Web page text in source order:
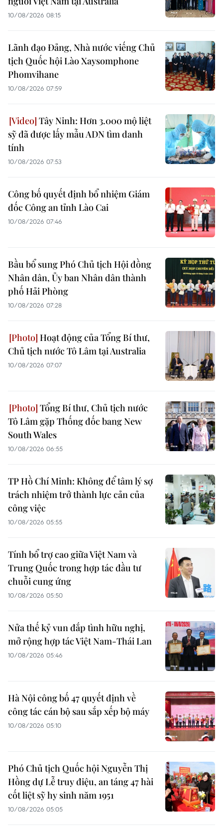
10/08/2026 08:15
Lãnh đạo Đảng, Nhà nước viếng Chủ
tịch Quốc hội Lào Xaysomphone
Phomvihane
10/08/2026 07:59
Tây Ninh: Hơn 3.000 mộ liệt
sỹ đã được lấy mẫu ADN tìm danh
tính
10/08/2026 07:53
Công bố quyết định bổ nhiệm Giám
đốc Công an tỉnh Lào Cai
10/08/2026 07:46
Bầu bổ sung Phó Chủ tịch Hội đồng
Nhân dân, Ủy ban Nhân dân thành
phố Hải Phòng
10/08/2026 07:28
Hoạt động của Tổng Bí thư,
Chủ tịch nước Tô Lâm tại Australia
10/08/2026 07:07
Tổng Bí thư, Chủ tịch nước
Tô Lâm gặp Thống đốc bang New
South Wales
10/08/2026 06:55
TP Hồ Chí Minh: Không để tâm lý sợ
trách nhiệm trở thành lực cản của
công việc
10/08/2026 05:55
Tính bổ trợ cao giữa Việt Nam và
Trung Quốc trong hợp tác đầu tư
chuỗi cung ứng
10/08/2026 05:50
Nửa thế kỷ vun đắp tình hữu nghị,
mở rộng hợp tác Việt Nam-Thái Lan
10/08/2026 05:46
Hà Nội công bố 47 quyết định về
công tác cán bộ sau sắp xếp bộ máy
10/08/2026 05:10
Phó Chủ tịch Quốc hội Nguyễn Thị
Hồng dự Lễ truy điệu, an táng 47 hài
cốt liệt sỹ hy sinh năm 1951
10/08/2026 05:05